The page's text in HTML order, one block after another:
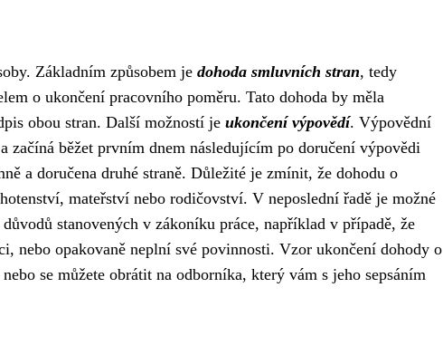
Základním způsobem je dohoda smluvních stran, tedy
o ukončení pracovního poměru. Tato dohoda by měla
obou stran. Další možností je ukončení výpovědí. Výpovědní
začíná běžet prvním dnem následujícím po doručení výpovědi
a doručena druhé straně. Důležité je zmínit, že dohodu o
mateřství nebo rodičovství. V neposlední řadě je možné
stanovených v zákoníku práce, například v případě, že
nebo opakovaně neplní své povinnosti. Vzor ukončení dohody o
se můžete obrátit na odborníka, který vám s jeho sepsáním